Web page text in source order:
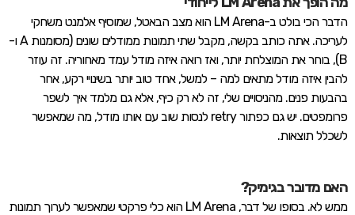
הדבר הכי בולט ב-LM Arena הוא מצב הבאטל, שמוסיף אלמנט משחקי
לעריכה. אתה כותב בקשה, מקבל שתי תמונות ממודלים שונים (מסומנות A ו-
B), בוחר את המוצלחת יותר, ואז רואה איזה מודל עמד מאחוריה. זה עוזר
להבין איזה מודל מתאים למה – למשל, אחד טוב יותר בשינויי רקע, אחר
בהבעות פנים. מהניסויים שלי, זה לא רק כיף, אלא גם מלמד איך לשפר
פרומפטים. יש גם כפתור retry לנסות שוב עם אותו מודל, מה שמאפשר
לשכלל תוצאות.
האם מדובר בגימיק?
ממש לא. בסופו של דבר, LM Arena הוא כלי פרקטי שמאפשר לערוך תמונות